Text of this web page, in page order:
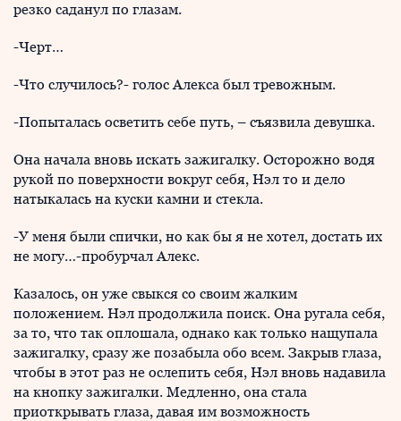
резко саданул по глазам.
-Черт…
-Что случилось?- голос Алекса был тревожным.
-Попыталась осветить себе путь, – съязвила девушка.
Она начала вновь искать зажигалку. Осторожно водя
рукой по поверхности вокруг себя, Нэл то и дело
натыкалась на куски камни и стекла.
-У меня были спички, но как бы я не хотел, достать их
не могу…-пробурчал Алекс.
Казалось, он уже свыкся со своим жалким
положением. Нэл продолжила поиск. Она ругала себя,
за то, что так оплошала, однако как только нащупала
зажигалку, сразу же позабыла обо всем. Закрыв глаза,
чтобы в этот раз не ослепить себя, Нэл вновь надавила
на кнопку зажигалки. Медленно, она стала
приоткрывать глаза, давая им возможность